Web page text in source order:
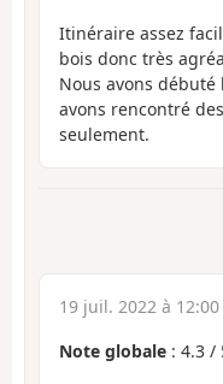
Itinéraire assez
bois donc très
Nous avons débuté
avons rencontré
seulement.
19 juil. 2022 à 12:00
Note globale : 4.3 /